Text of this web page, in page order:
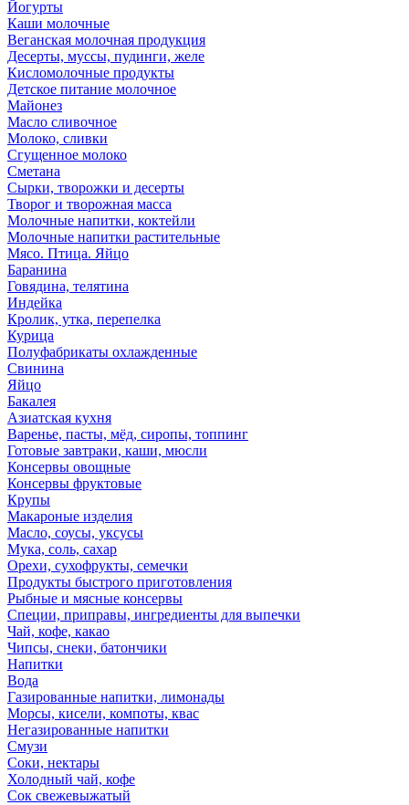
Йогурты
Каши молочные
Веганская молочная продукция
Десерты, муссы, пудинги, желе
Кисломолочные продукты
Детское питание молочное
Майонез
Масло сливочное
Молоко, сливки
Сгущенное молоко
Сметана
Сырки, творожки и десерты
Творог и творожная масса
Молочные напитки, коктейли
Молочные напитки растительные
Мясо. Птица. Яйцо
Баранина
Говядина, телятина
Индейка
Кролик, утка, перепелка
Курица
Полуфабрикаты охлажденные
Свинина
Яйцо
Бакалея
Азиатская кухня
Варенье, пасты, мёд, сиропы, топпинг
Готовые завтраки, каши, мюсли
Консервы овощные
Консервы фруктовые
Крупы
Макароные изделия
Масло, соусы, уксусы
Мука, соль, сахар
Орехи, сухофрукты, семечки
Продукты быстрого приготовления
Рыбные и мясные консервы
Специи, приправы, ингредиенты для выпечки
Чай, кофе, какао
Чипсы, снеки, батончики
Напитки
Вода
Газированные напитки, лимонады
Морсы, кисели, компоты, квас
Негазированные напитки
Смузи
Соки, нектары
Холодный чай, кофе
Сок свежевыжатый